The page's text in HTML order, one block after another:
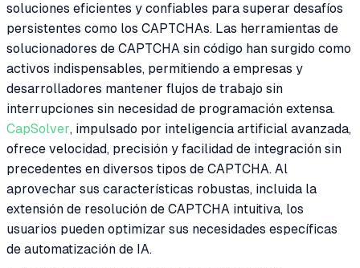
soluciones eficientes y confiables para superar desafíos
persistentes como los CAPTCHAs. Las herramientas de
solucionadores de CAPTCHA sin código han surgido como
activos indispensables, permitiendo a empresas y
desarrolladores mantener flujos de trabajo sin
interrupciones sin necesidad de programación extensa.
CapSolver, impulsado por inteligencia artificial avanzada,
ofrece velocidad, precisión y facilidad de integración sin
precedentes en diversos tipos de CAPTCHA. Al
aprovechar sus características robustas, incluida la
extensión de resolución de CAPTCHA intuitiva, los
usuarios pueden optimizar sus necesidades específicas
de automatización de IA.